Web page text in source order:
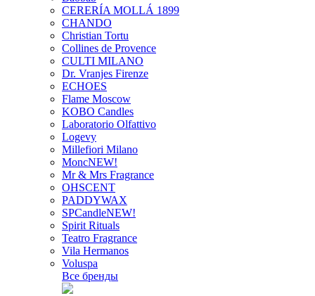
CERERÍA MOLLÁ 1899
CHANDO
Christian Tortu
Collines de Provence
CULTI MILANO
Dr. Vranjes Firenze
ECHOES
Flame Moscow
KOBO Candles
Laboratorio Olfattivo
Logevy
Millefiori Milano
MoncNEW!
Mr & Mrs Fragrance
OHSCENT
PADDYWAX
SPCandleNEW!
Spirit Rituals
Teatro Fragrance
Vila Hermanos
Voluspa
Все бренды